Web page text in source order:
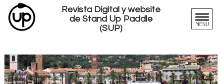
Revista Digital y website
de Stand Up Paddle
(SUP)